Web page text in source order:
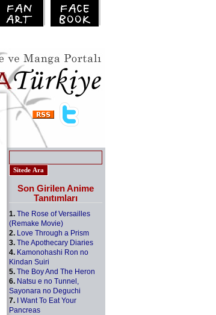
Son Girilen Anime
Tanıtımları
1. The Rose of Versailles
(Remake Movie)
2. Love Through a Prism
3. The Apothecary Diaries
4. Kamonohashi Ron no
Kindan Suiri
5. The Boy And The Heron
6. Natsu e no Tunnel,
Sayonara no Deguchi
7. I Want To Eat Your
Pancreas